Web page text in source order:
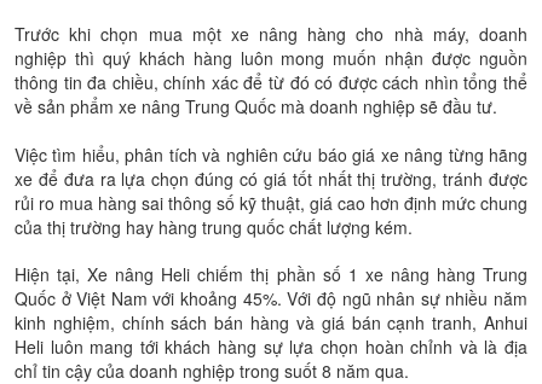
Trước khi chọn mua một xe nâng hàng cho nhà máy, doanh
nghiệp thì quý khách hàng luôn mong muốn nhận được nguồn
thông tin đa chiều, chính xác để từ đó có được cách nhìn tổng thể
về sản phẩm xe nâng Trung Quốc mà doanh nghiệp sẽ đầu tư.
Việc tìm hiểu, phân tích và nghiên cứu báo giá xe nâng từng hãng
xe để đưa ra lựa chọn đúng có giá tốt nhất thị trường, tránh được
rủi ro mua hàng sai thông số kỹ thuật, giá cao hơn định mức chung
của thị trường hay hàng trung quốc chất lượng kém.
Hiện tại, Xe nâng Heli chiếm thị phần số 1 xe nâng hàng Trung
Quốc ở Việt Nam với khoảng 45%. Với độ ngũ nhân sự nhiều năm
kinh nghiệm, chính sách bán hàng và giá bán cạnh tranh, Anhui
Heli luôn mang tới khách hàng sự lựa chọn hoàn chỉnh và là địa
chỉ tin cậy của doanh nghiệp trong suốt 8 năm qua.